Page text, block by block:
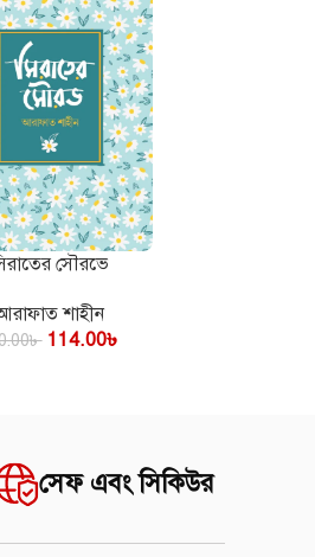
করুন সৌরভে
শাহীন
৳ 114.00৳
সেফ এবং সিকিউর